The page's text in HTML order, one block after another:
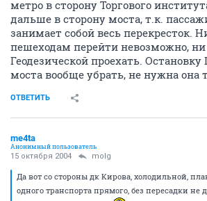
метро в сторону Торгового
дальше в сторону моста, т.к.
занимает собой весь перекресток.
пешеходам перейти невозможно,
Геодезической проехать. Остановку
моста вообще убрать, не нужна она
ОТВЕТИТЬ
me4ta
Анонимный пользователь
15 октября 2004 molg
Да вот со стороны дк Кирова, холодильной,
одного транспорта прямого, без пересадки не